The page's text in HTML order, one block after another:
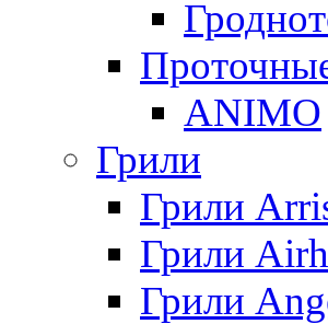
ANIMO
Грили
Грили
Грили
Грили